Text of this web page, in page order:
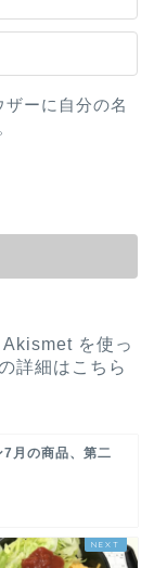
ーに自分の名
を使っ
詳細はこちら
月の商品、第二